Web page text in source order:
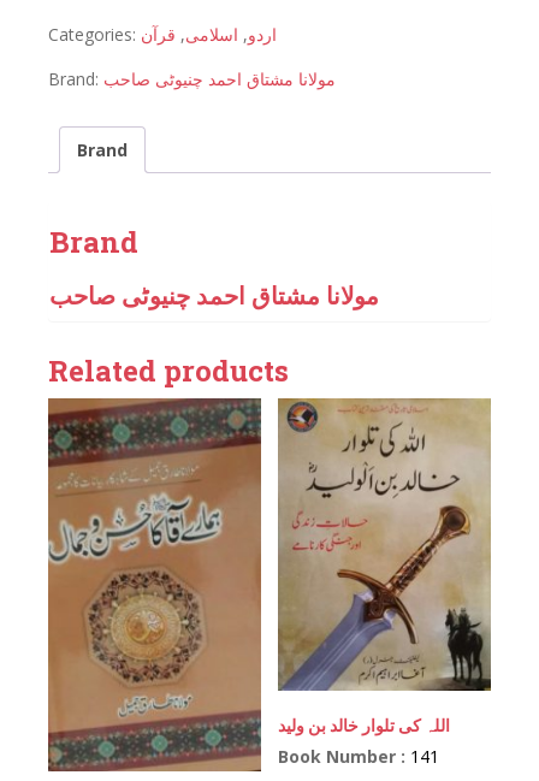
Categories: اردو, اسلامی, قرآن
Brand: مولانا مشتاق احمد چنیوٹی صاحب
Brand
Brand
مولانا مشتاق احمد چنیوٹی صاحب
Related products
اللہ کی تلوار خالد بن ولید
Book Number : 141